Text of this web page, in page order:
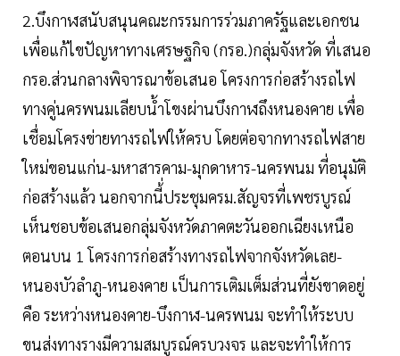
2.บึงกาฬสนับสนุนคณะกรรมการร่วมภาครัฐและเอกชน
เพื่อแก้ไขปัญหาทางเศรษฐกิจ (กรอ.)กลุ่มจังหวัด ที่เสนอ
กรอ.ส่วนกลางพิจารณาข้อเสนอ โครงการก่อสร้างรถไฟ
ทางคู่นครพนมเลียบน้ำโขงผ่านบึงกาฬถึงหนองคาย เพื่อ
เชื่อมโครงข่ายทางรถไฟให้ครบ โดยต่อจากทางรถไฟสาย
ใหม่ขอนแก่น-มหาสารคาม-มุกดาหาร-นครพนม ที่อนุมัติ
ก่อสร้างแล้ว นอกจากนี้่ประชุมครม.สัญจรที่เพชรบูรณ์
เห็นชอบข้อเสนอกลุ่มจังหวัดภาคตะวันออกเฉียงเหนือ
ตอนบน 1 โครงการก่อสร้างทางรถไฟจากจังหวัดเลย-
หนองบัวลำภู-หนองคาย เป็นการเติมเต็มส่วนที่ยังขาดอยู่
คือ ระหว่างหนองคาย-บึงกาฬ-นครพนม จะทำให้ระบบ
ขนส่งทางรางมีความสมบูรณ์ครบวงจร และจะทำให้การ